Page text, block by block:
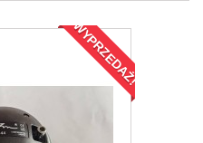
WYPRZEDAŻ!